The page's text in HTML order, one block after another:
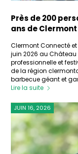
Près de 200
ans de
Clermont Connecté
juin 2026 au
professionnelle et
de la région
barbecue géant et
Lire la suite
JUIN 16, 2026